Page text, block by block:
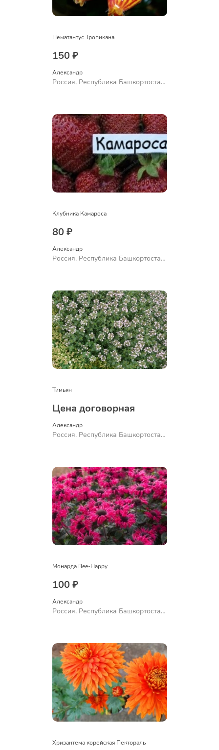
Нематантус Тропикана
150 ₽
Александр
Россия, Республика Башкортостан,
Клубника Камароса
80 ₽
Александр
Россия, Республика Башкортостан,
Тимьян
Цена договорная
Александр
Россия, Республика Башкортостан,
Монарда Bee-Happy
100 ₽
Александр
Россия, Республика Башкортостан,
Хризантема корейская Пектораль